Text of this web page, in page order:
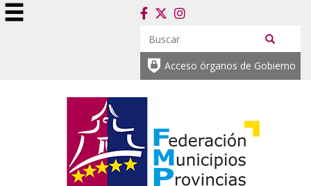
Acceso órganos de Gobierno